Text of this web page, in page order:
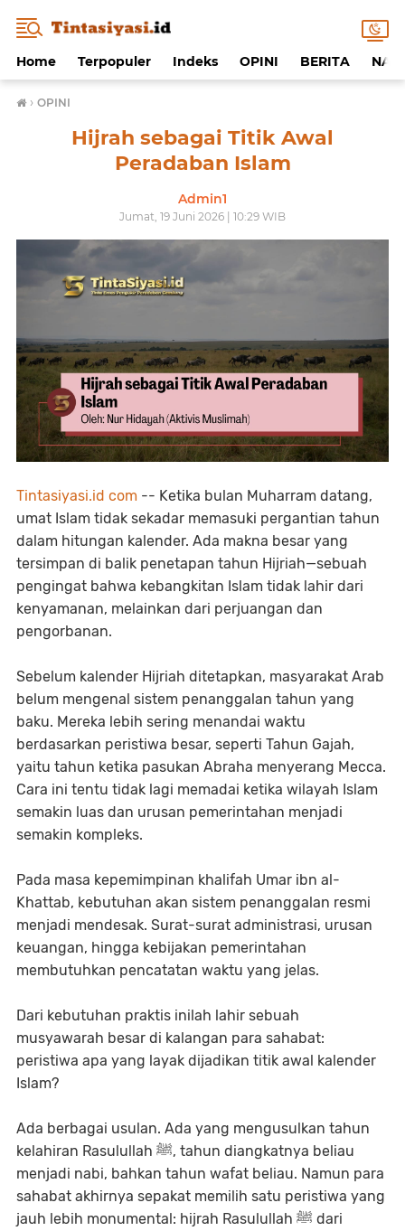
Home Terpopuler Indeks OPINI BERITA
› OPINI
Hijrah sebagai Titik Awal
Peradaban Islam
Admin1
Jumat, 19 Juni 2026 | 10:29 WIB
Tintasiyasi.id com -- Ketika bulan Muharram datang,
umat Islam tidak sekadar memasuki pergantian tahun
dalam hitungan kalender. Ada makna besar yang
tersimpan di balik penetapan tahun Hijriah—sebuah
pengingat bahwa kebangkitan Islam tidak lahir dari
kenyamanan, melainkan dari perjuangan dan
pengorbanan.
Sebelum kalender Hijriah ditetapkan, masyarakat Arab
belum mengenal sistem penanggalan tahun yang
baku. Mereka lebih sering menandai waktu
berdasarkan peristiwa besar, seperti Tahun Gajah,
yaitu tahun ketika pasukan Abraha menyerang Mecca.
Cara ini tentu tidak lagi memadai ketika wilayah Islam
semakin luas dan urusan pemerintahan menjadi
semakin kompleks.
Pada masa kepemimpinan khalifah Umar ibn al-
Khattab, kebutuhan akan sistem penanggalan resmi
menjadi mendesak. Surat-surat administrasi, urusan
keuangan, hingga kebijakan pemerintahan
membutuhkan pencatatan waktu yang jelas.
Dari kebutuhan praktis inilah lahir sebuah
musyawarah besar di kalangan para sahabat:
peristiwa apa yang layak dijadikan titik awal kalender
Islam?
Ada berbagai usulan. Ada yang mengusulkan tahun
kelahiran Rasulullah ﷺ, tahun diangkatnya beliau
menjadi nabi, bahkan tahun wafat beliau. Namun para
sahabat akhirnya sepakat memilih satu peristiwa yang
jauh lebih monumental: hijrah Rasulullah ﷺ dari